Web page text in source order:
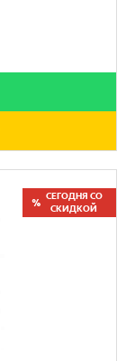
СЕГОДНЯ СО
СКИДКОЙ